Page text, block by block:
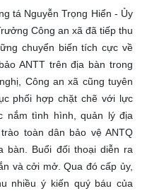
tá Nguyễn Trọng Hiển - Ủy
Công an xã đã tiếp thu
chuyển biến tích cực về
ANTT trên địa bàn trong
Công an xã cũng tuyên
phối hợp chặt chẽ với lực
nắm tình hình, quản lý địa
toàn dân bảo vệ ANTQ
bàn. Buổi đối thoại diễn ra
và cởi mở. Qua đó cấp ủy,
nhiều ý kiến quý báu của